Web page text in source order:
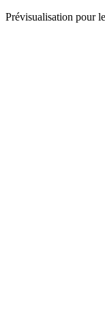
Prévisualisation pour